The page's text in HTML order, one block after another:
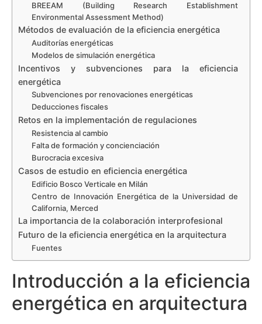
BREEAM (Building Research Establishment
Environmental Assessment Method)
Métodos de evaluación de la eficiencia energética
Auditorías energéticas
Modelos de simulación energética
Incentivos y subvenciones para la eficiencia
energética
Subvenciones por renovaciones energéticas
Deducciones fiscales
Retos en la implementación de regulaciones
Resistencia al cambio
Falta de formación y concienciación
Burocracia excesiva
Casos de estudio en eficiencia energética
Edificio Bosco Verticale en Milán
Centro de Innovación Energética de la Universidad de
California, Merced
La importancia de la colaboración interprofesional
Futuro de la eficiencia energética en la arquitectura
Fuentes
Introducción a la eficiencia
energética en arquitectura